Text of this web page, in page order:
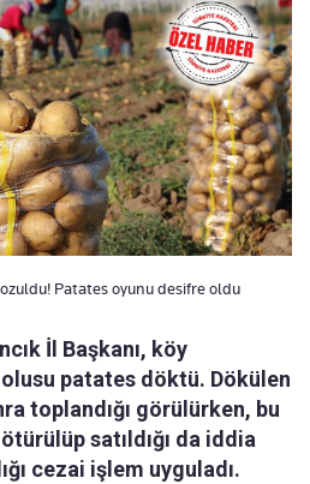
Patates oyunu desifre oldu
İl Başkanı, köy
patates döktü. Dökülen
toplandığı görülürken, bu
satıldığı da iddia
cezai işlem uyguladı.